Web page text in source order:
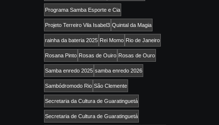
Programa Samba Esporte e Cia
Projeto Terreiro Vila Isabel3 Quintal da Magia
rainha da bateria 2025 Rei Momo Rio de Janeiro
Rosana Pinto Rosas de Ouiro Rosas de Ouro
Samba enredo 2025 samba enredo 2026
Sambódromodo Rio São Clemente
Secretaria da Cultura de Guaratinguetá
Secretaria de Cultura de Guaratinguetá